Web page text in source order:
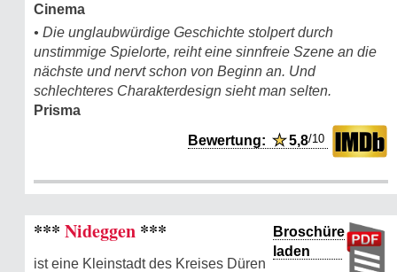
Cinema
• Die unglaubwürdige Geschichte stolpert durch
unstimmige Spielorte, reiht eine sinnfreie Szene an die
nächste und nervt schon von Beginn an. Und
schlechteres Charakterdesign sieht man selten.
Prisma
Bewertung:★5,8/10
Broschüre
laden
*** Nideggen ***
ist eine Kleinstadt des Kreises Düren